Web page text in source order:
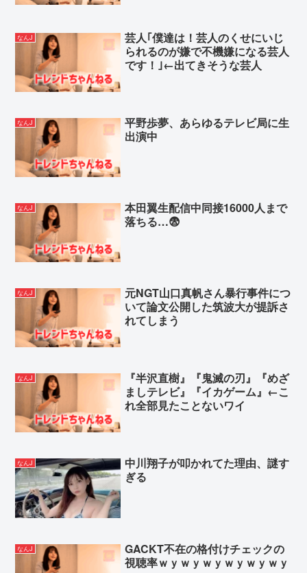
なんJ
芸人｢僕達は！芸人のくせにいじ
られるのが嫌で不機嫌になる芸人
です！｣←出てきそうな芸人
なんJ
平野歩夢、あらゆるテレビ局に生
出演中
なんJ
本田翼生配信中同接16000人まで
落ちる…😨
なんJ
元NGT山口真帆さん暴行事件につ
いて論文公開した筑波大が提訴さ
れてしまう
なんJ
『半沢直樹』『鬼滅の刃』『めざ
ましテレビ』『イカゲーム』←こ
れ全部見たことないワイ
なんJ
中川翔子が叩かれてた理由、謎す
ぎる
なんJ
GACKT不在の格付けチェックの
視聴率ｗｙｗｙｗｙｗｙｗｙｗｙ